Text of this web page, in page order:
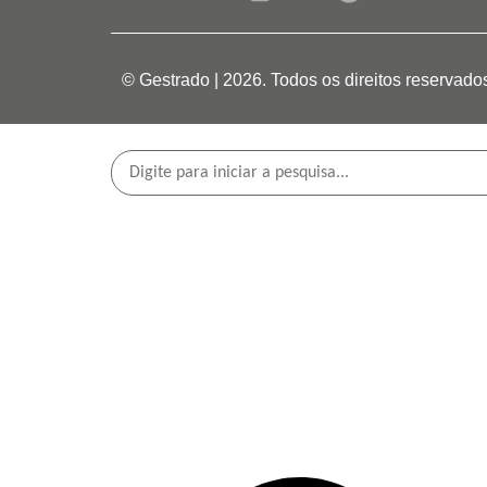
© Gestrado | 2026. Todos os direitos